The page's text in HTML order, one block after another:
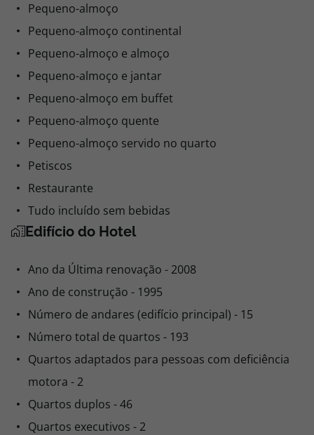
Pequeno-almoço
Pequeno-almoço continental
Pequeno-almoço e almoço
Pequeno-almoço e jantar
Pequeno-almoço em buffet
Pequeno-almoço quente
Pequeno-almoço servido no quarto
Petiscos
Restaurante
Tudo incluído sem bebidas
Edifício do Hotel
Ano da Última renovação - 2008
Ano de construção - 1995
Número de andares (edifício principal) - 15
Número total de quartos - 193
Quartos adaptados para pessoas com deficiência
motora - 2
Quartos duplos - 46
Quartos executivos - 2